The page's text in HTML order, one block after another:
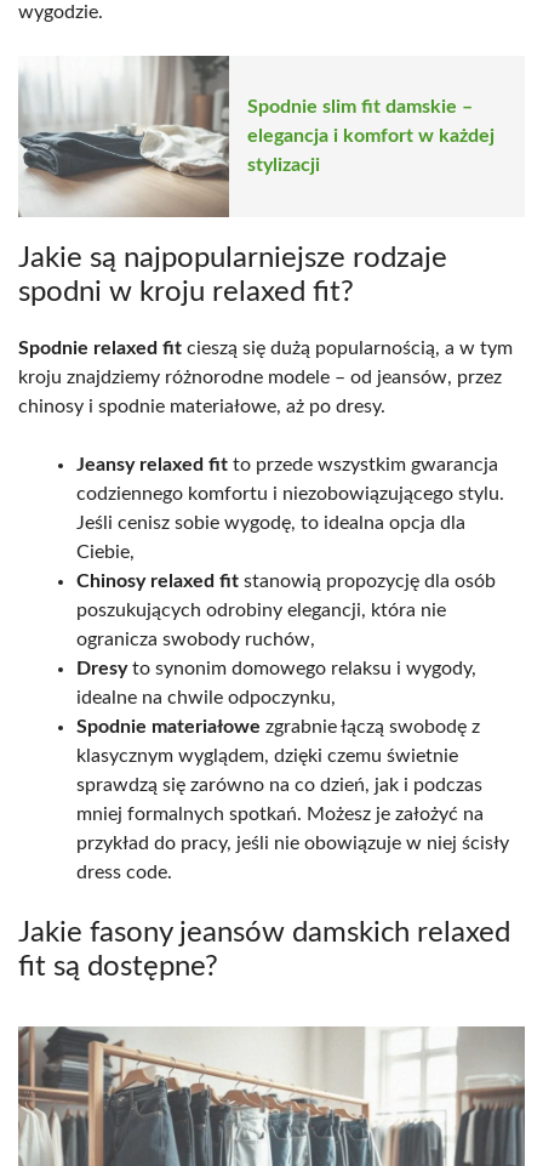
wygodzie.
Spodnie slim fit damskie –
elegancja i komfort w każdej
stylizacji
Jakie są najpopularniejsze rodzaje
spodni w kroju relaxed fit?
Spodnie relaxed fit cieszą się dużą popularnością, a w tym
kroju znajdziemy różnorodne modele – od jeansów, przez
chinosy i spodnie materiałowe, aż po dresy.
Jeansy relaxed fit to przede wszystkim gwarancja
codziennego komfortu i niezobowiązującego stylu.
Jeśli cenisz sobie wygodę, to idealna opcja dla
Ciebie,
Chinosy relaxed fit stanowią propozycję dla osób
poszukujących odrobiny elegancji, która nie
ogranicza swobody ruchów,
Dresyto synonim domowego relaksu i wygody,
idealne na chwile odpoczynku,
Spodnie materiałowe zgrabnie łączą swobodę z
klasycznym wyglądem, dzięki czemu świetnie
sprawdzą się zarówno na co dzień, jak i podczas
mniej formalnych spotkań. Możesz je założyć na
przykład do pracy, jeśli nie obowiązuje w niej ścisły
dress code.
Jakie fasony jeansów damskich relaxed
fit są dostępne?